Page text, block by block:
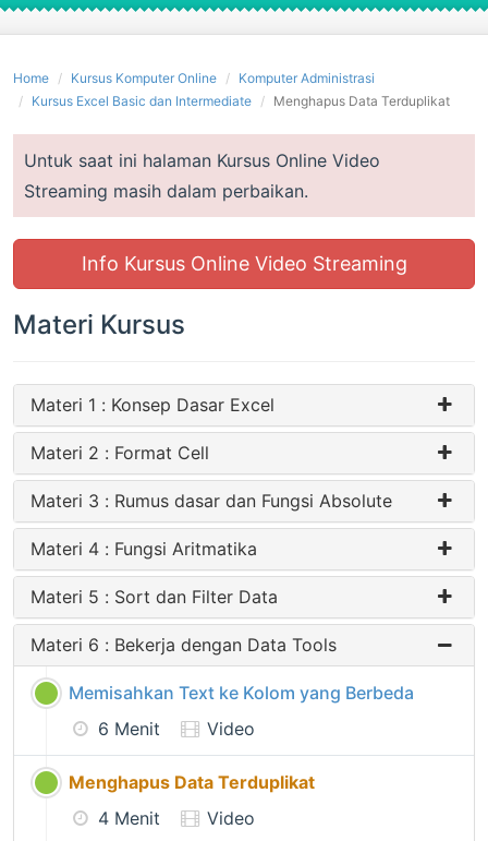
Home Kursus Komputer Online
Komputer Administrasi
Kursus Excel Basic dan Intermediate
Menghapus Data Terduplikat
Untuk saat ini halaman Kursus Online Video
Streaming masih dalam perbaikan.
Info Kursus Online Video Streaming
Materi Kursus
Materi 1 : Konsep Dasar Excel
Materi 2 : Format Cell
Materi 3 : Rumus dasar dan Fungsi Absolute
Materi 4 : Fungsi Aritmatika
Materi 5 : Sort dan Filter Data
Materi 6 : Bekerja dengan Data Tools
Memisahkan Text ke Kolom yang Berbeda
6 Menit
Video
Menghapus Data Terduplikat
4 Menit
Video